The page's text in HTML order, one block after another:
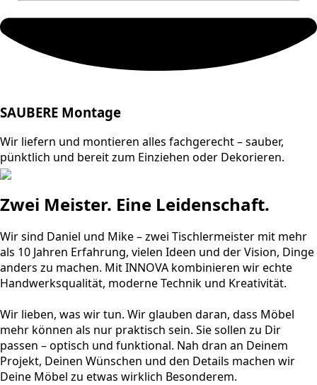
SAUBERE Montage
Wir liefern und montieren alles fachgerecht – sauber,
pünktlich und bereit zum Einziehen oder Dekorieren.
Zwei Meister. Eine Leidenschaft.
Wir sind Daniel und Mike – zwei Tischlermeister mit mehr
als 10 Jahren Erfahrung, vielen Ideen und der Vision, Dinge
anders zu machen. Mit INNOVA kombinieren wir echte
Handwerksqualität, moderne Technik und Kreativität.
Wir lieben, was wir tun. Wir glauben daran, dass Möbel
mehr können als nur praktisch sein. Sie sollen zu Dir
passen – optisch und funktional. Nah dran an Deinem
Projekt, Deinen Wünschen und den Details machen wir
Deine Möbel zu etwas wirklich Besonderem.